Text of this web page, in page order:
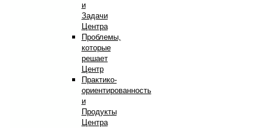
и
Задачи
Центра
Проблемы,
которые
решает
Центр
Практико-
ориентированность
и
Продукты
Центра